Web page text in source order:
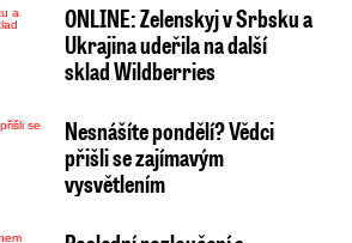
ONLINE: Zelenskyj v Srbsku a
Ukrajina udeřila na další
sklad Wildberries
Nesnášíte pondělí? Vědci
přišli se zajímavým
vysvětlením